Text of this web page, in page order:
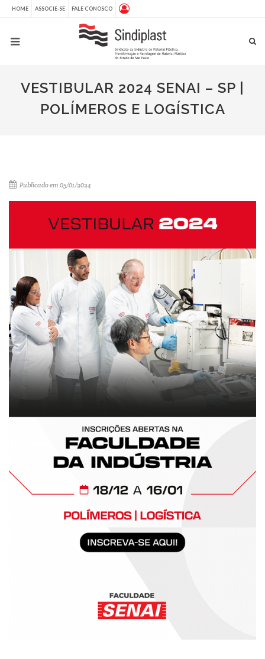
HOME ASSOCIE-SE FALE CONOSCO
VESTIBULAR 2024 SENAI – SP |
POLÍMEROS E LOGÍSTICA
Publicado em 05/01/2024